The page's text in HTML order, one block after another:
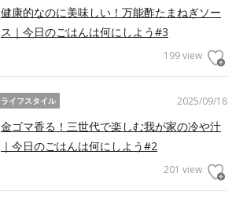
健康的なのに美味しい！万能酢たまねぎソー
ス｜今日のごはんは何にしよう#3
199 view
2025/09/18
ライフスタイル
金ゴマ香る！三世代で楽しむ我が家の冷や汁
｜今日のごはんは何にしよう#2
201 view